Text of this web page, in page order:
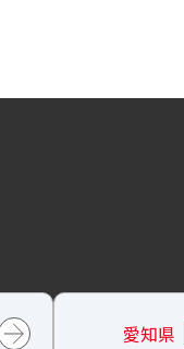
愛知県